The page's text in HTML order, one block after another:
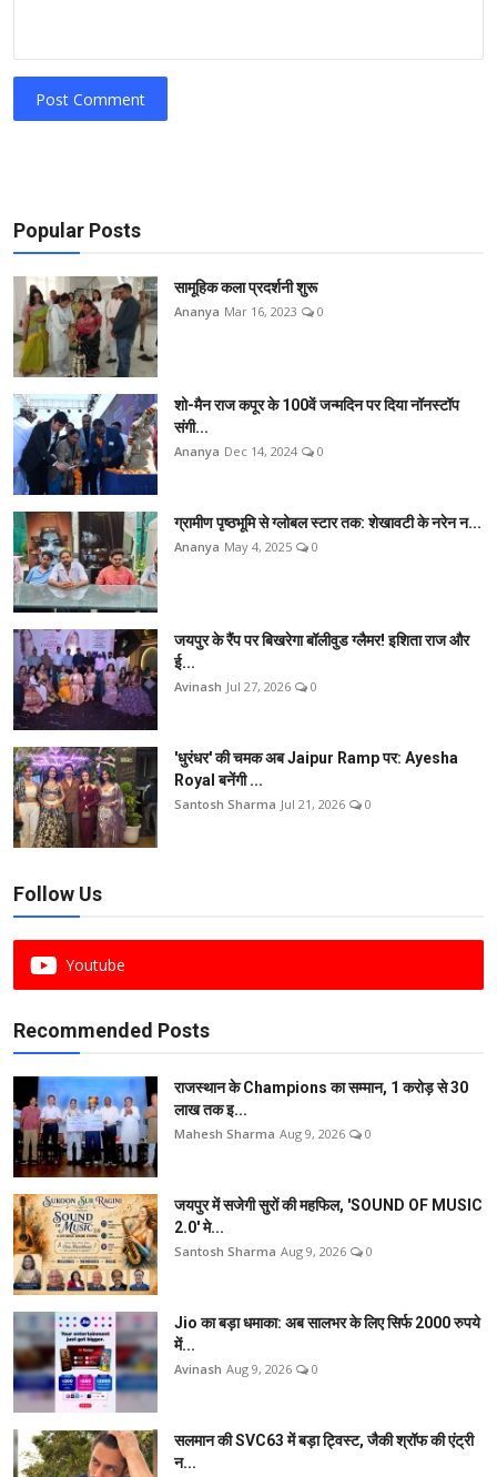
Post Comment
Popular Posts
सामूहिक कला प्रदर्शनी शुरू
Ananya Mar 16, 2023 0
शो-मैन राज कपूर के 100वें जन्मदिन पर दिया नॉनस्टॉप
संगी...
Ananya Dec 14, 2024 0
ग्रामीण पृष्ठभूमि से ग्लोबल स्टार तक: शेखावटी के नरेन न...
Ananya May 4, 2025 0
जयपुर के रैंप पर बिखरेगा बॉलीवुड ग्लैमर! इशिता राज और
ई...
Avinash Jul 27, 2026 0
'धुरंधर' की चमक अब Jaipur Ramp पर: Ayesha
Royal बनेंगी ...
Santosh Sharma Jul 21, 2026 0
Follow Us
Youtube
Recommended Posts
राजस्थान के Champions का सम्मान, 1 करोड़ से 30
लाख तक इ...
Mahesh Sharma Aug 9, 2026 0
जयपुर में सजेगी सुरों की महफिल, 'SOUND OF MUSIC
2.0' मे...
Santosh Sharma Aug 9, 2026 0
Jio का बड़ा धमाका: अब सालभर के लिए सिर्फ 2000 रुपये
में...
Avinash Aug 9, 2026 0
सलमान की SVC63 में बड़ा ट्विस्ट, जैकी श्रॉफ की एंट्री
न...